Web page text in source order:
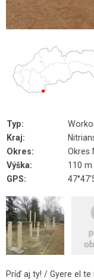
Typ:
Kraj:
Okres:
Okres
Výška:
110 m
GPS:
Príď aj ty! / Gyere el te